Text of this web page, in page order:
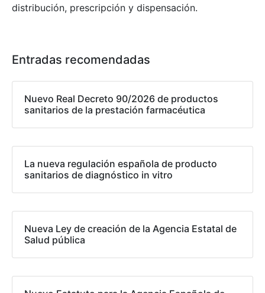
distribución, prescripción y dispensación.
Entradas recomendadas
Nuevo Real Decreto 90/2026 de productos
sanitarios de la prestación farmacéutica
La nueva regulación española de producto
sanitarios de diagnóstico in vitro
Nueva Ley de creación de la Agencia Estatal de
Salud pública